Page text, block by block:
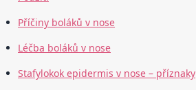
Příčiny boláků v nose
Léčba boláků v nose
Stafylokok epidermis v nose – příznaky